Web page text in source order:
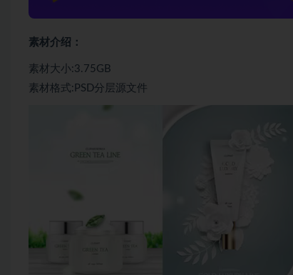
素材介绍：
素材大小:3.75GB
素材格式:PSD分层源文件